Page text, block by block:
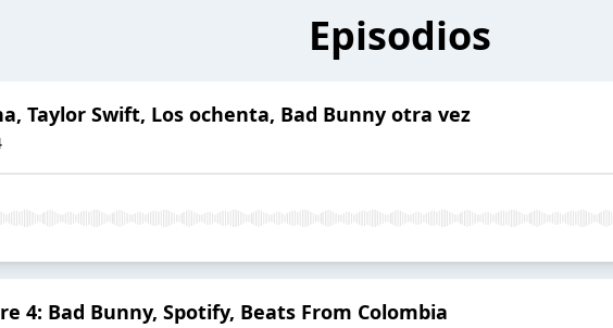
Episodios
Taylor Swift, Los ochenta, Bad Bunny otra vez
4: Bad Bunny, Spotify, Beats From Colombia